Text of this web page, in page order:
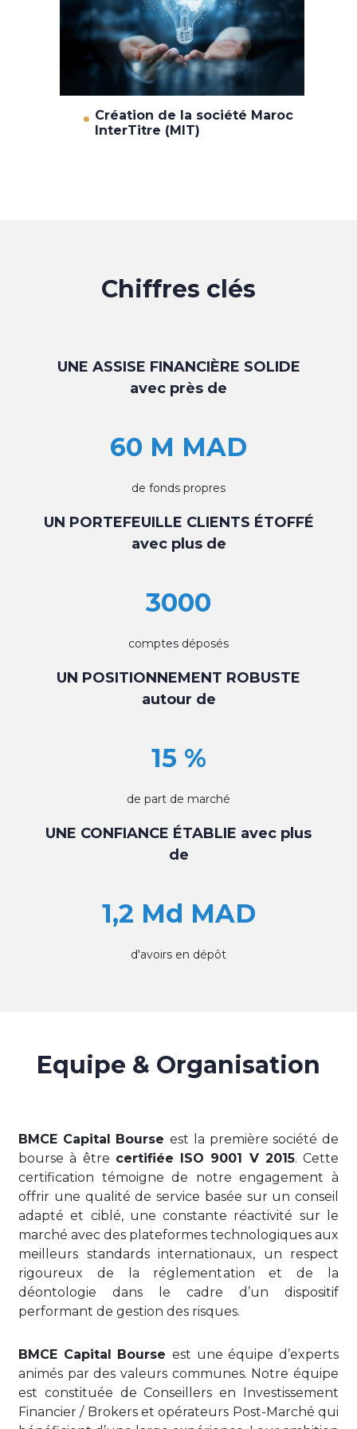
Création de la société Maroc
InterTitre (MIT)
Chiffres clés
UNE ASSISE FINANCIÈRE SOLIDE
avec près de
60 M MAD
de fonds propres
UN PORTEFEUILLE CLIENTS ÉTOFFÉ
avec plus de
3000
comptes déposés
UN POSITIONNEMENT ROBUSTE
autour de
15 %
de part de marché
UNE CONFIANCE ÉTABLIE avec plus
de
1,2 Md MAD
d'avoirs en dépôt
Equipe & Organisation
BMCE Capital Bourseest la première société de
bourse à être certifiée ISO 9001 V 2015. Cette
certification témoigne de notre engagement à
offrir une qualité de service basée sur un conseil
adapté et ciblé, une constante réactivité sur le
marché avec des plateformes technologiques aux
meilleurs standards internationaux, un respect
rigoureux de la réglementation et de la
déontologie dans le cadre d’un dispositif
performant de gestion des risques.
BMCE Capital Bourse est une équipe d’experts
animés par des valeurs communes. Notre équipe
est constituée de Conseillers en Investissement
Financier / Brokers et opérateurs Post-Marché qui